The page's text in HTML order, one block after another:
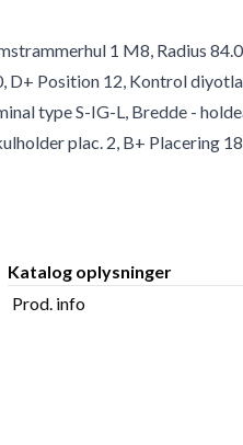
1 M8, Radius
D+ Position 12, Kontrol
type S-IG-L, Bredde -
plac. 2, B+ Placering 18
Katalog oplysninger
Prod. info